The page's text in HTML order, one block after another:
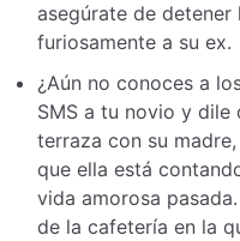
asegúrate de
furiosamente a su ex.
¿Aún no conoces a
SMS a tu novio y dile
terraza con su
que ella está
vida amorosa
de la cafetería en la